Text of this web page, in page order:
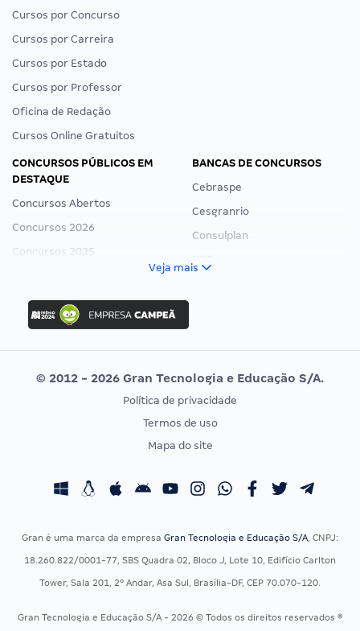
Cursos por Concurso
Cursos por Carreira
Cursos por Estado
Cursos por Professor
Oficina de Redação
Cursos Online Gratuitos
CONCURSOS PÚBLICOS EM
DESTAQUE
Concursos Abertos
Concursos 2026
Concursos 2025
Concurso Ibama
Concurso MPU
Editais publicados
BANCAS DE CONCURSOS
Cebraspe
Cesgranrio
Consulplan
Vunesp
CONCURSOS POR PROFISSÃO
Concursos Fiscais
Residência Multiprofissional
EXAME DE ORDEM
Calendário OAB
Veja mais
© 2012 - 2026 Gran Tecnologia e Educação S/A.
Política de privacidade
Termos de uso
Mapa do site
Gran é uma marca da empresa Gran Tecnologia e Educação S/A, CNPJ:
18.260.822/0001-77, SBS Quadra 02, Bloco J, Lote 10, Edifício Carlton
Tower, Sala 201, 2º Andar, Asa Sul, Brasília-DF, CEP 70.070-120.
Gran Tecnologia e Educação S/A - 2026 © Todos os direitos reservados ®